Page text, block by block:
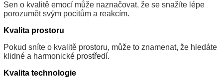
Sen o kvalitě emocí může naznačovat, že se snažíte lépe
porozumět svým pocitům a reakcím.
Kvalita prostoru
Pokud sníte o kvalitě prostoru, může to znamenat, že hledáte
klidné a harmonické prostředí.
Kvalita technologie